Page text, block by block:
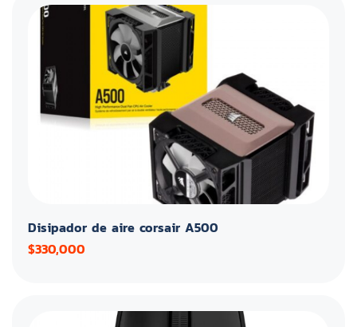
Disipador de aire corsair A500
$330,000